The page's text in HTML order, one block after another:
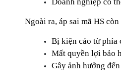
Ngoài ra, áp sai mã HS
Bị kiện cáo từ phía
Mất quyền lợi bảo
Gây ảnh hưởng